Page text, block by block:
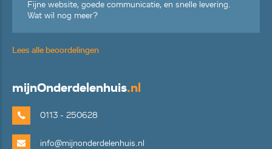
Fijne website, goede communicatie, en snelle levering.
Wat wil nog meer?
Lees alle beoordelingen
mijnOnderdelenhuis.nl
0113 - 250628
info@mijnonderdelenhuis.nl